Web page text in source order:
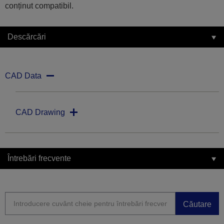
conținut compatibil.
Descărcări
CAD Data
CAD Drawing
Întrebări frecvente
Căutare